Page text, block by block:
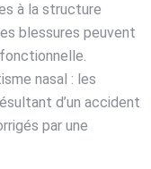
à la structure
blessures peuvent
nasal : les
d’un accident
par une